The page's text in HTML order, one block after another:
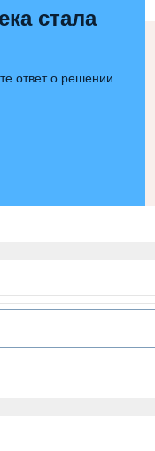
стала
ответ о решении